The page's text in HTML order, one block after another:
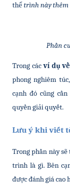
thể trình này thêm
Phần
Trong các ví dụ
phong nghiêm
cạnh đó cũng
quyền giải quyết.
Lưu ý khi viết
Trong phần này
trình là gì. Bên
được đánh giá cao